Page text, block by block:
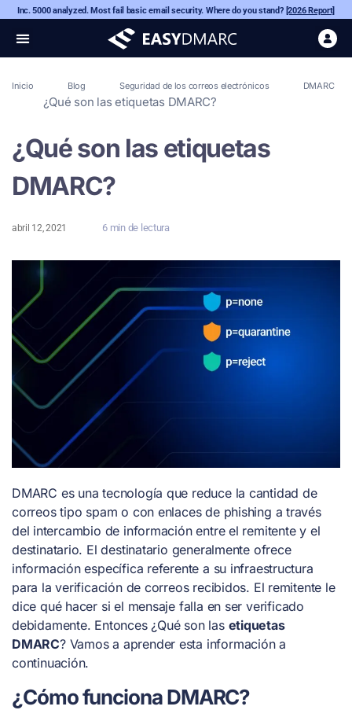
Inc. 5000 analyzed. Most fail basic email security. Where do you stand? [2026 Report]
Inicio Blog Seguridad de los correos electrónicos DMARC
¿Qué son las etiquetas DMARC?
¿Qué son las etiquetas
DMARC?
abril 12, 2021 6 min de lectura
DMARC es una tecnología que reduce la cantidad de
correos tipo spam o con enlaces de phishing a través
del intercambio de información entre el remitente y el
destinatario. El destinatario generalmente ofrece
información específica referente a su infraestructura
para la verificación de correos recibidos. El remitente le
dice qué hacer si el mensaje falla en ser verificado
debidamente. Entonces ¿Qué son las etiquetas
DMARC? Vamos a aprender esta información a
continuación.
¿Cómo funciona DMARC?